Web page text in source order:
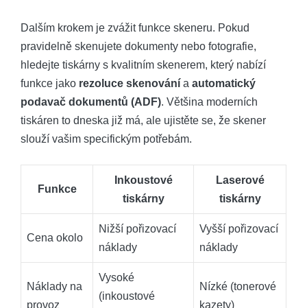
Dalším krokem je zvážit funkce skeneru. Pokud
pravidelně skenujete dokumenty nebo fotografie,
hledejte tiskárny s kvalitním skenerem, který nabízí
funkce jako rezoluce skenování a automatický
podavač dokumentů (ADF). Většina moderních
tiskáren to dneska již má, ale ujistěte se, že skener
slouží vašim specifickým potřebám.
Funkce
Inkoustové
tiskárny
Laserové
tiskárny
Cena okolo
Nižší pořizovací
náklady
Vyšší pořizovací
náklady
Náklady na
provoz
Vysoké
(inkoustové
Nízké (tonerové
kazety)